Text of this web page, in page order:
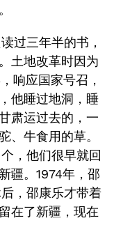
三年半的书，
土地改革时因为
响应国家号召，
他睡过地洞，睡
肃运过去的，一
、牛食用的草。
，他们很早就回
疆。1974年，邵
，邵康乐才带着
在了新疆，现在